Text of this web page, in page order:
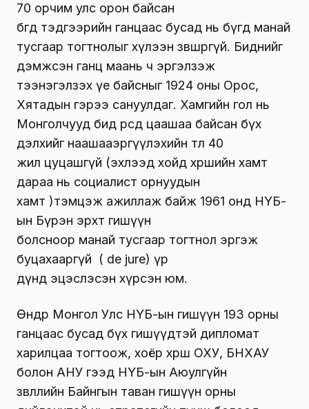
70 орчим улс орон байсан
бөгөөд тэдгээрийн ганцаас бусад нь бүгд манай
тусгаар тогтнолыг хүлээн зөвшөөрөөгүй. Биднийг
дэмжсэн ганц маань ч эргэлзэж
тээнэгэлзэх үе байсныг 1924 оны Орос,
Хятадын гэрээ сануулдаг. Хамгийн гол нь
Монголчууд бид өөрсдөө цаашаа байсан бүх
дэлхийг наашааэргүүлэхийн төлөө 40
жил цуцашгүй (эхлээд хойд хөршийн хамт
дараа нь социалист орнуудын
хамт )тэмцэж ажиллаж байж 1961 онд НҮБ-
ын Бүрэн эрхт гишүүн
болсноор манай тусгаар тогтнол эргэж
буцахааргүй ( de jure) үр
дүнд эцэслэсэн хүрсэн юм.
Өнөөдөр Монгол Улс НҮБ-ын гишүүн 193 орны
ганцаас бусад бүх гишүүдтэй дипломат
харилцаа тогтоож, хоёр хөрш ОХУ, БНХАУ
болон АНУ гээд НҮБ-ын Аюулгүйн
зөвлөлийн Байнгын таван гишүүн орны